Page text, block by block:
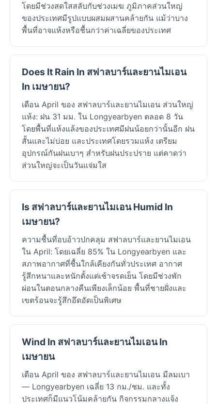
โดยมีช่วงสดใสสลับกับช่วงเมฆ ภูมิภาคส่วนใหญ่
ของประเทศมีรูปแบบผสมผสานคล้ายกัน แม้ว่าบาง
พื้นที่อาจแห้งหรือชื้นกว่าค่าเฉลี่ยของประเทศ
Does It Rain In สฟาลบาร์และยานไมเอน
In เมษายน?
เดือน April ของ สฟาลบาร์และยานไมเอน ส่วนใหญ่
แห้ง: ฝน 31 มม. ใน Longyearbyen ตลอด 8 วัน
โดยพื้นที่แห้งแล้งของประเทศมีฝนน้อยกว่านั้นอีก ฝน
สั้นและไม่บ่อย และประเทศโดยรวมแห้ง เตรียม
อุปกรณ์กันฝนเบาๆ สำหรับฝนประปราย แต่คาดว่า
ส่วนใหญ่จะเป็นวันแจ่มใส
Is สฟาลบาร์และยานไมเอน Humid In
เมษายน?
ความชื้นที่อบอ้าวปกคลุม สฟาลบาร์และยานไมเอน
ใน April: โดยเฉลี่ย 85% ใน Longyearbyen และ
สภาพอากาศที่ชื้นใกล้เคียงกันทั่วประเทศ อากาศ
รู้สึกหนาและหนักตั้งแต่เช้าจรดเย็น โดยมีช่วงพัก
ผ่อนในตอนกลางคืนเพียงเล็กน้อย พื้นที่ชายฝั่งและ
เขตร้อนจะรู้สึกอึดอัดเป็นพิเศษ
Wind In สฟาลบาร์และยานไมเอน In
เมษายน
เดือน April ของ สฟาลบาร์และยานไมเอน มีลมเบา
— Longyearbyen เฉลี่ย 13 กม./ชม. และทั้ง
ประเทศก็มีแนวโน้มคล้ายกัน กิจกรรมกลางแจ้ง